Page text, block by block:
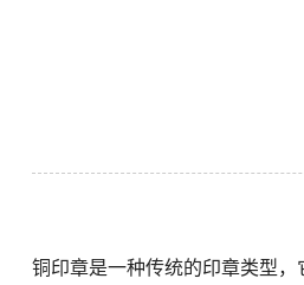
铜印章是一种传统的印章类型